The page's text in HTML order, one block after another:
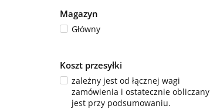
Magazyn
Główny
Koszt przesyłki
zależny jest od łącznej wagi
zamówienia i ostatecznie obliczany
jest przy podsumowaniu.